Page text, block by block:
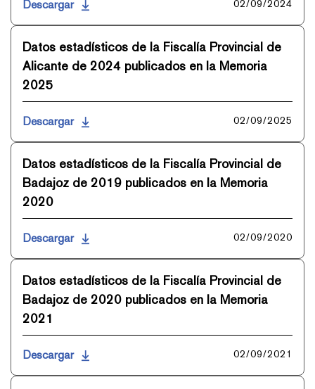
Descargar 02/09/2024
Datos estadísticos de la Fiscalía Provincial de
Alicante de 2024 publicados en la Memoria
2025
Descargar 02/09/2025
Datos estadísticos de la Fiscalía Provincial de
Badajoz de 2019 publicados en la Memoria
2020
Descargar 02/09/2020
Datos estadísticos de la Fiscalía Provincial de
Badajoz de 2020 publicados en la Memoria
2021
Descargar 02/09/2021